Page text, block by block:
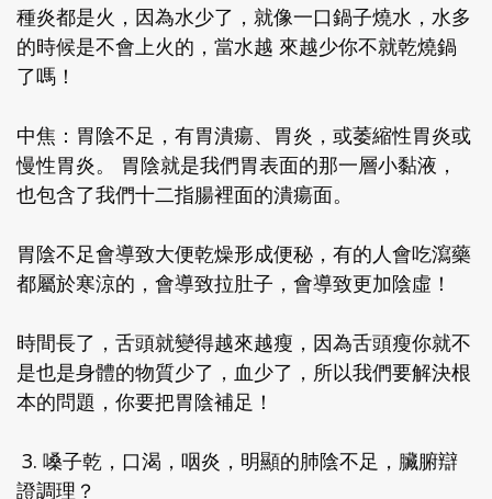
種炎都是火，因為水少了，就像一口鍋子燒水，水多
的時候是不會上火的，當水越 來越少你不就乾燒鍋
了嗎！
中焦：胃陰不足，有胃潰瘍、胃炎，或萎縮性胃炎或
慢性胃炎。 胃陰就是我們胃表面的那一層小黏液，
也包含了我們十二指腸裡面的潰瘍面。
胃陰不足會導致大便乾燥形成便秘，有的人會吃瀉藥
都屬於寒涼的，會導致拉肚子，會導致更加陰虛！
時間長了，舌頭就變得越來越瘦，因為舌頭瘦你就不
是也是身體的物質少了，血少了，所以我們要解決根
本的問題，你要把胃陰補足！
3. 嗓子乾，口渴，咽炎，明顯的肺陰不足，臟腑辯
證調理？